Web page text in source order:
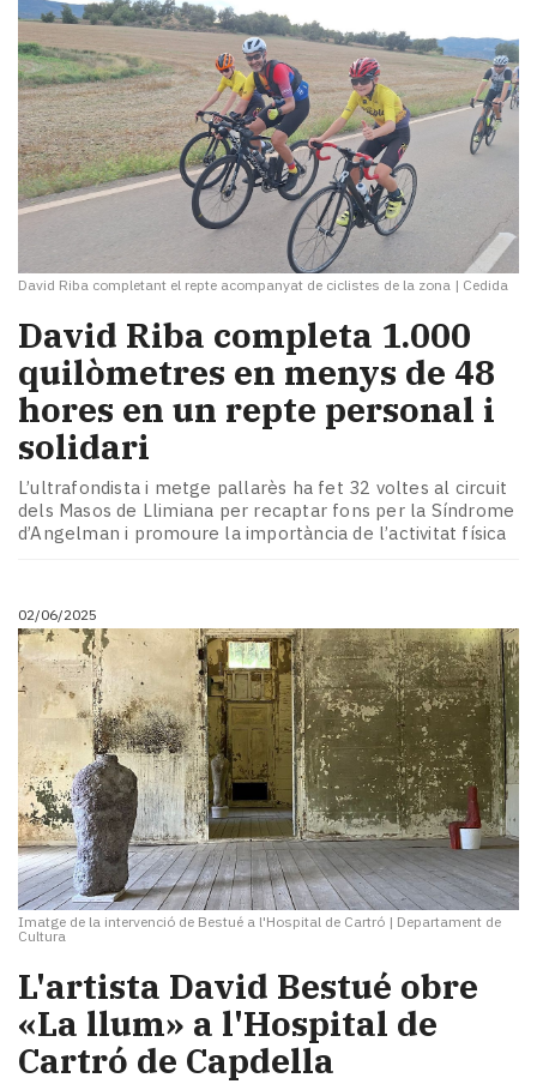
David Riba completant el repte acompanyat de ciclistes de la zona | Cedida
David Riba completa 1.000
quilòmetres en menys de 48
hores en un repte personal i
solidari
L’ultrafondista i metge pallarès ha fet 32 voltes al circuit
dels Masos de Llimiana per recaptar fons per la Síndrome
d’Angelman i promoure la importància de l’activitat física
02/06/2025
Imatge de la intervenció de Bestué a l'Hospital de Cartró | Departament de
Cultura
L'artista David Bestué obre
«La llum» a l'Hospital de
Cartró de Capdella